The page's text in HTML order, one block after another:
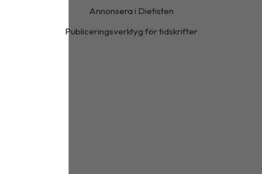
Annonsera i Dietisten
Publiceringsverktyg för tidskrifter